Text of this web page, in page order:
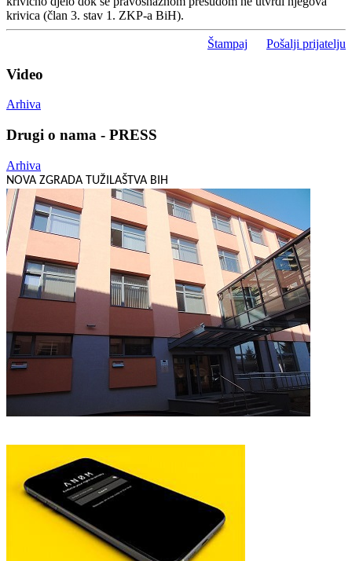
krivica (član 3. stav 1. ZKP-a BiH).
Štampaj Pošalji prijatelju
Video
Arhiva
Drugi o nama - PRESS
Arhiva
NOVA ZGRADA TUŽILAŠTVA BIH